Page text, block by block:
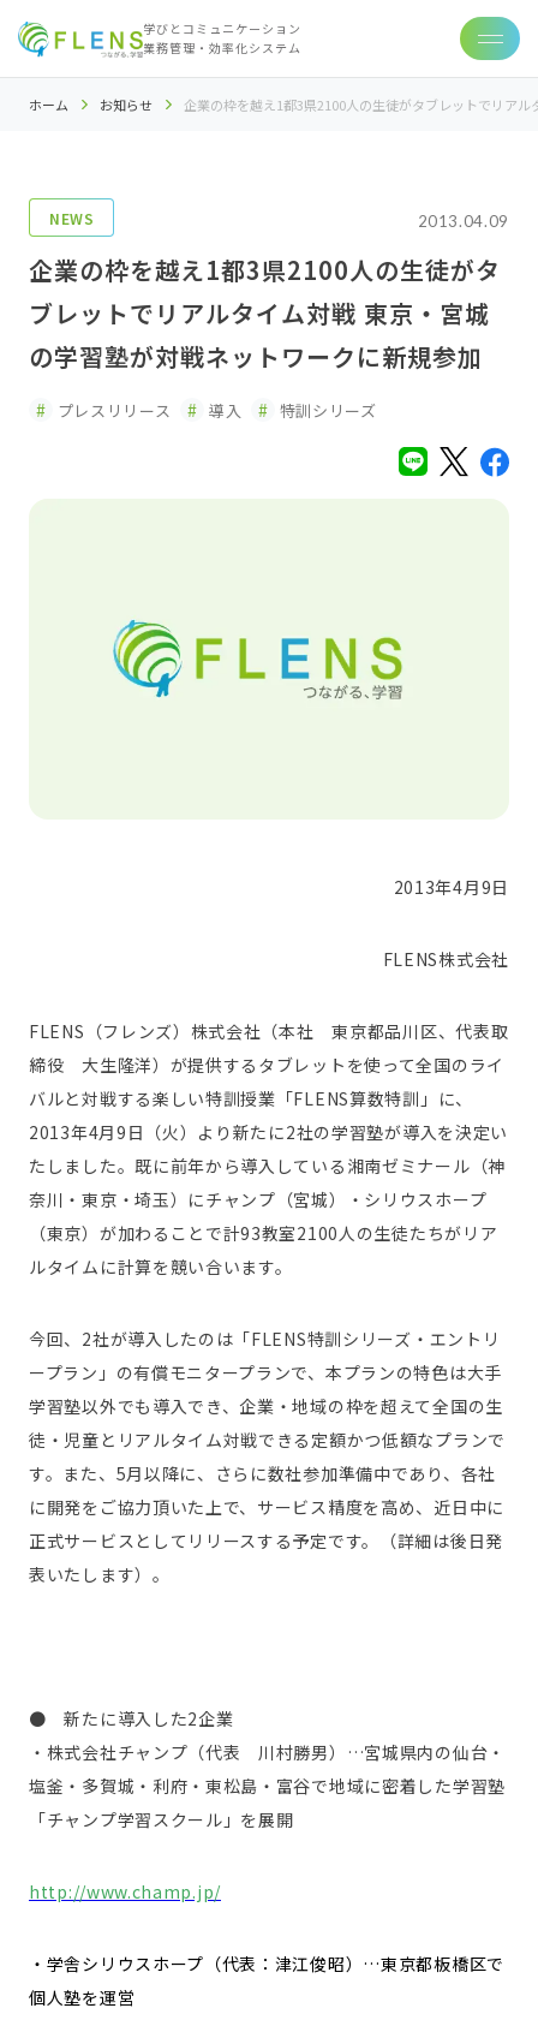
学びとコミュニケーション
業務管理・効率化システム
ホーム お知らせ 企業の枠を越え1都3県2100人の生徒がタブレットでリア
NEWS 2013.04.09
企業の枠を越え1都3県2100人の生徒がタ
ブレットでリアルタイム対戦 東京・宮城
の学習塾が対戦ネットワークに新規参加
プレスリリース 導入 特訓シリーズ
2013年4月9日
FLENS株式会社
FLENS（フレンズ）株式会社（本社 東京都品川区、代表取
締役 大生隆洋）が提供するタブレットを使って全国のライ
バルと対戦する楽しい特訓授業「FLENS算数特訓」に、
2013年4月9日（火）より新たに2社の学習塾が導入を決定い
たしました。既に前年から導入している湘南ゼミナール（神
奈川・東京・埼玉）にチャンプ（宮城）・シリウスホープ
（東京）が加わることで計93教室2100人の生徒たちがリア
ルタイムに計算を競い合います。
今回、2社が導入したのは「FLENS特訓シリーズ・エントリ
ープラン」の有償モニタープランで、本プランの特色は大手
学習塾以外でも導入でき、企業・地域の枠を超えて全国の生
徒・児童とリアルタイム対戦できる定額かつ低額なプランで
す。また、5月以降に、さらに数社参加準備中であり、各社
に開発をご協力頂いた上で、サービス精度を高め、近日中に
正式サービスとしてリリースする予定です。（詳細は後日発
表いたします）。
● 新たに導入した2企業
・株式会社チャンプ（代表 川村勝男）…宮城県内の仙台・
塩釜・多賀城・利府・東松島・富谷で地域に密着した学習塾
「チャンプ学習スクール」を展開
http://www.champ.jp/
・学舎シリウスホープ（代表：津江俊昭）…東京都板橋区で
個人塾を運営